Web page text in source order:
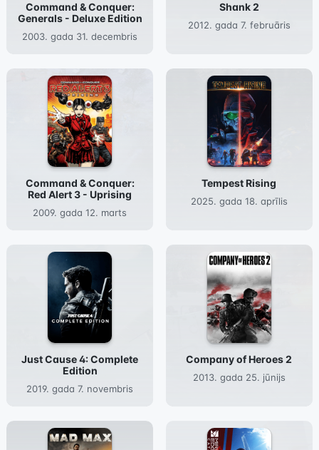
Command & Conquer:
Generals - Deluxe Edition
2003. gada 31. decembris
Shank 2
2012. gada 7. februāris
Command & Conquer:
Red Alert 3 - Uprising
2009. gada 12. marts
Tempest Rising
2025. gada 18. aprīlis
Just Cause 4: Complete
Edition
2019. gada 7. novembris
Company of Heroes 2
2013. gada 25. jūnijs